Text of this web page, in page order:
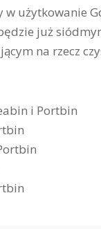
w użytkowanie
już
na rzecz
i Portbin